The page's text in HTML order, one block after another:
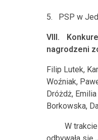
5. PSP w
VIII.
nagrodzeni
Filip Lutek,
Woźniak,
Dróżdż,
Borkowska,
W